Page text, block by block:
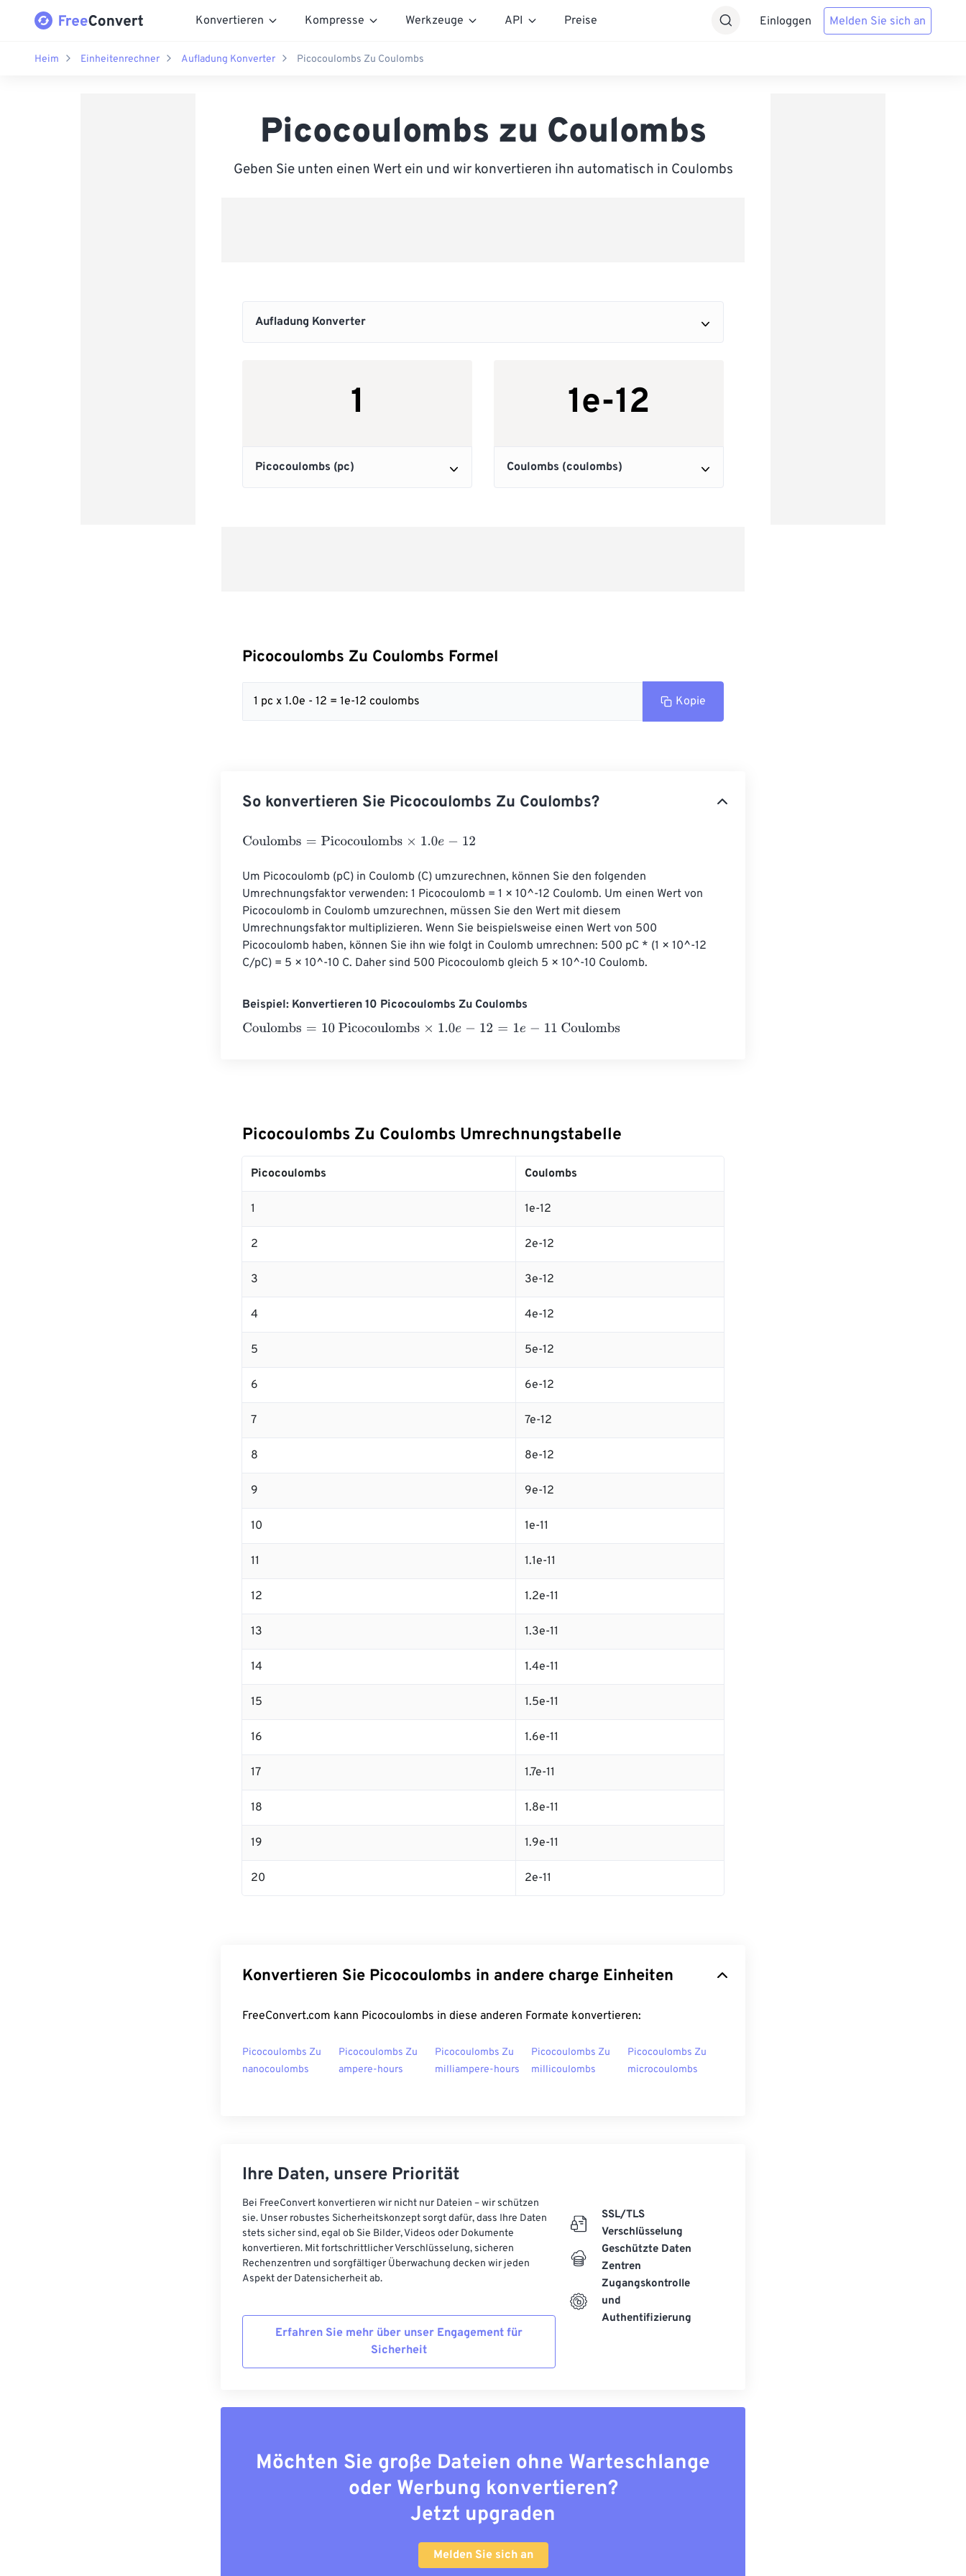
Konvertieren Kompresse Werkzeuge API Preise Einloggen Melden Sie sich an
Heim Einheitenrechner Aufladung Konverter Picocoulombs Zu Coulombs
Picocoulombs zu Coulombs
Geben Sie unten einen Wert ein und wir konvertieren ihn automatisch in Coulombs
Picocoulombs Zu Coulombs Formel
1 pc x 1.0e - 12 = 1e-12 coulombs Kopie
So konvertieren Sie Picocoulombs Zu Coulombs?
Coulombs= Picocoulombs×1.0e- 12
Um Picocoulomb (pC) in Coulomb (C) umzurechnen, können Sie den folgenden
Umrechnungsfaktor verwenden: 1 Picocoulomb = 1 × 10^-12 Coulomb. Um einen Wert von
Picocoulomb in Coulomb umzurechnen, müssen Sie den Wert mit diesem
Umrechnungsfaktor multiplizieren. Wenn Sie beispielsweise einen Wert von 500
Picocoulomb haben, können Sie ihn wie folgt in Coulomb umrechnen: 500 pC * (1 × 10^-12
C/pC) = 5 × 10^-10 C. Daher sind 500 Picocoulomb gleich 5 × 10^-10 Coulomb.
Beispiel: Konvertieren 10 Picocoulombs Zu Coulombs
Coulombs= 10 Picocoulombs×1.0e- 12 =1e-11 Coulombs
Picocoulombs Zu Coulombs Umrechnungstabelle
Picocoulombs Coulombs
1 1e-12
2 2e-12
3 3e-12
4 4e-12
5 5e-12
6 6e-12
7 7e-12
8 8e-12
9 9e-12
10 1e-11
11 1.1e-11
12 1.2e-11
13 1.3e-11
14 1.4e-11
15 1.5e-11
16 1.6e-11
17 1.7e-11
18 1.8e-11
19 1.9e-11
20 2e-11
Konvertieren Sie Picocoulombs in andere charge Einheiten
FreeConvert.com kann Picocoulombs in diese anderen Formate konvertieren:
Picocoulombs Zu
nanocoulombs
Picocoulombs Zu
ampere-hours
Picocoulombs Zu
milliampere-hours
Picocoulombs Zu
millicoulombs
Picocoulombs Zu
microcoulombs
Ihre Daten, unsere Priorität
Bei FreeConvert konvertieren wir nicht nur Dateien – wir schützen
sie. Unser robustes Sicherheitskonzept sorgt dafür, dass Ihre Daten
stets sicher sind, egal ob Sie Bilder, Videos oder Dokumente
konvertieren. Mit fortschrittlicher Verschlüsselung, sicheren
Rechenzentren und sorgfältiger Überwachung decken wir jeden
Aspekt der Datensicherheit ab.
Erfahren Sie mehr über unser Engagement für
Sicherheit
SSL/TLS
Verschlüsselung
Geschützte Daten
Zentren
Zugangskontrolle
und
Authentifizierung
Möchten Sie große Dateien ohne Warteschlange
oder Werbung konvertieren?
Jetzt upgraden
Melden Sie sich an